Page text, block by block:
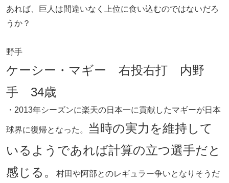
あれば、巨人は間違いなく上位に食い込むのではないだろ
うか？
野手
ケーシー・マギー 右投右打 内野
手 34歳
・2013年シーズンに楽天の日本一に貢献したマギーが日本
球界に復帰となった。
当時の実力を維持して
いるようであれば計算の立つ選手だと
感じる。
村田や阿部とのレギュラー争いとなりそうだ